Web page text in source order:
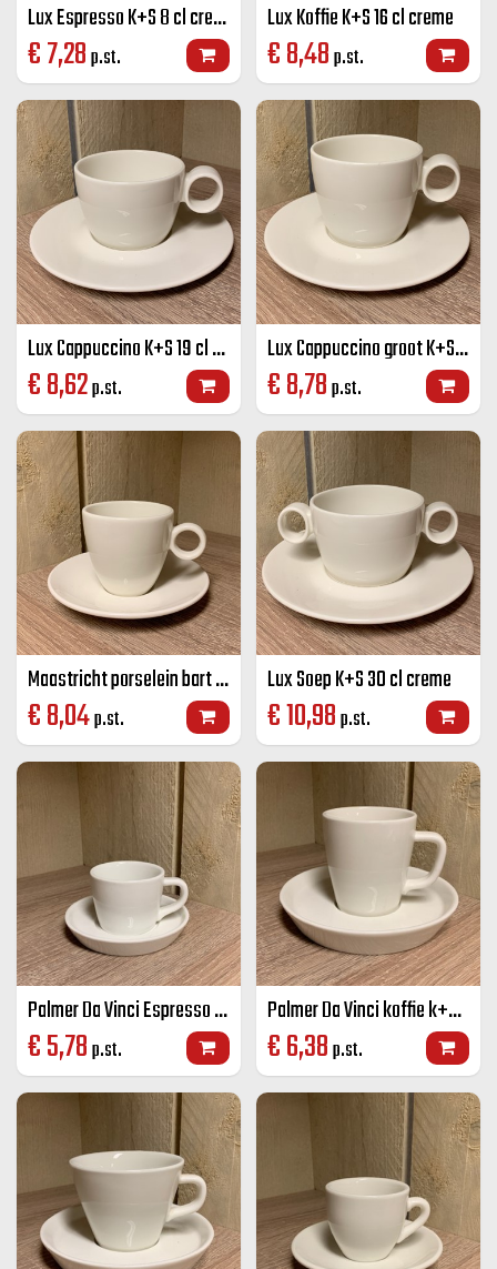
Lux Espresso K+S 8 cl creme
€7,28p.st.
Lux Koffie K+S 16 cl creme
€8,48p.st.
Lux Cappuccino K+S 19 cl creme
€8,62p.st.
Lux Cappuccino groot K+S 23 cl creme
€8,78p.st.
Maastricht porselein bart koffie K+S Off-white 17 CL
€8,04p.st.
Lux Soep K+S 30 cl creme
€10,98p.st.
Palmer Da Vinci Espresso K+S 9 cl ivoor
€5,78p.st.
Palmer Da Vinci koffie k+S 16 cl ivoor
€6,38p.st.